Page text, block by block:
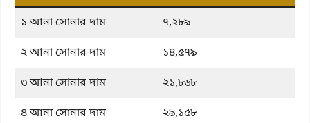
১ আনা সোনার দাম
৭,২৮৯
২ আনা সোনার দাম
১৪,৫৭৯
৩ আনা সোনার দাম
২১,৮৬৮
৪ আনা সোনার দাম
২৯,১৫৮